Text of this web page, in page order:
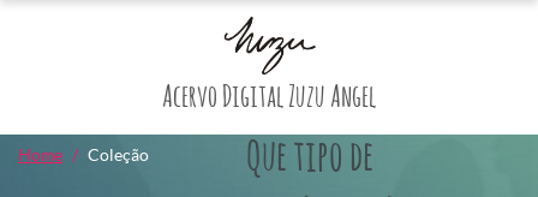
Acervo Digital Zuzu Angel
Que tipo de
Home Coleção